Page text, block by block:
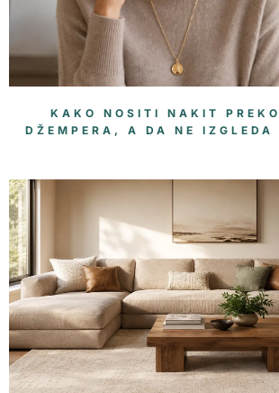
KAKO NOSITI NAKIT
DŽEMPERA, A DA NE IZGLEDA